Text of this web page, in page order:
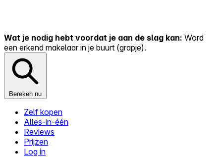
Wat je nodig hebt voordat je aan de slag kan: Word
een erkend makelaar in je buurt (grapje).
Bereken nu
Zelf kopen
Alles-in-één
Reviews
Prijzen
Log in